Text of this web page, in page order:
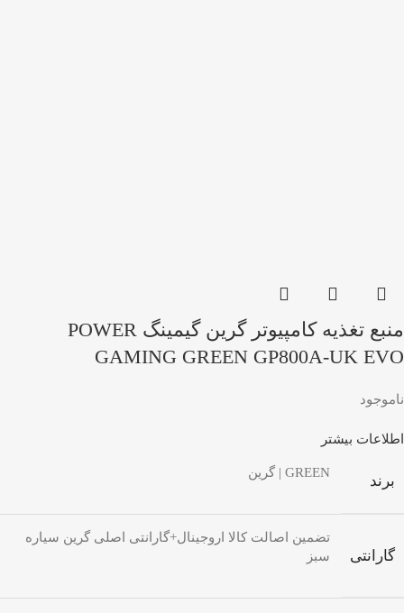
منبع تغذیه کامپیوتر گرین گیمینگ POWER
GAMING GREEN GP800A-UK EVO
ناموجود
اطلاعات بیشتر
برند GREEN | گرین
گارانتی
تضمین اصالت کالا اروجینال+گارانتی اصلی گرین سیاره
سبز